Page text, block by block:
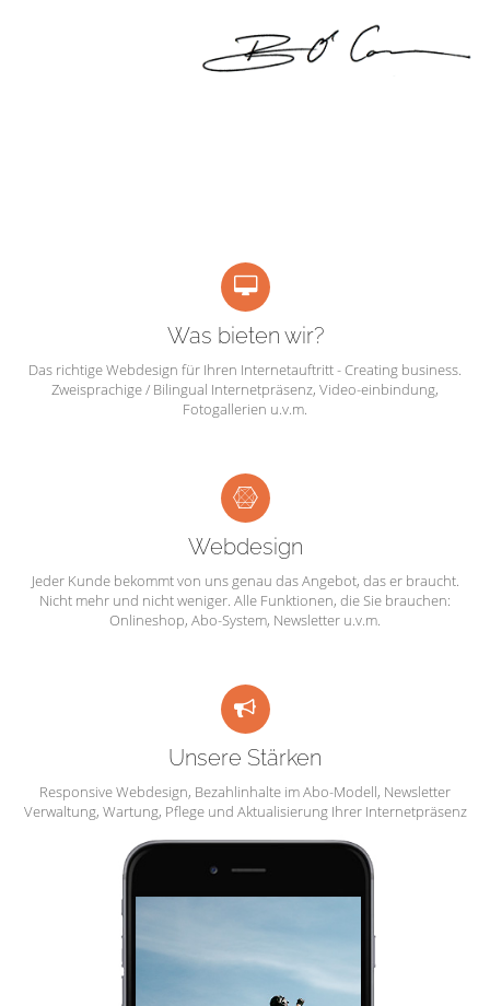
Was bieten wir?
Das richtige Webdesign für Ihren Internetauftritt - Creating business.
Zweisprachige / Bilingual Internetpräsenz, Video-einbindung,
Fotogallerien u.v.m.
Webdesign
Jeder Kunde bekommt von uns genau das Angebot, das er braucht.
Nicht mehr und nicht weniger. Alle Funktionen, die Sie brauchen:
Onlineshop, Abo-System, Newsletter u.v.m.
Unsere Stärken
Responsive Webdesign, Bezahlinhalte im Abo-Modell, Newsletter
Verwaltung, Wartung, Pflege und Aktualisierung Ihrer Internetpräsenz